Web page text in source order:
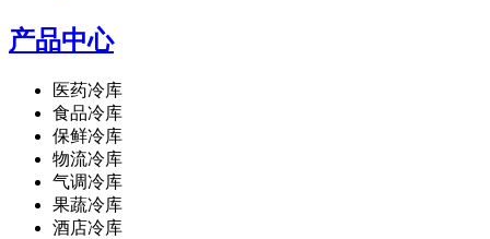
产品中心
医药冷库
食品冷库
保鲜冷库
物流冷库
气调冷库
果蔬冷库
酒店冷库